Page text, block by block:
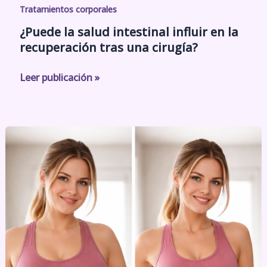
Tratamientos corporales
¿Puede la salud intestinal influir en la
recuperación tras una cirugía?
Leer publicación »
pérdida
peso